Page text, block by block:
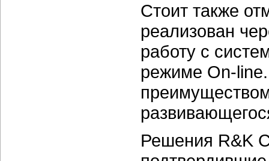
Стоит также
реализован
работу с
режиме On-
Решения R&K